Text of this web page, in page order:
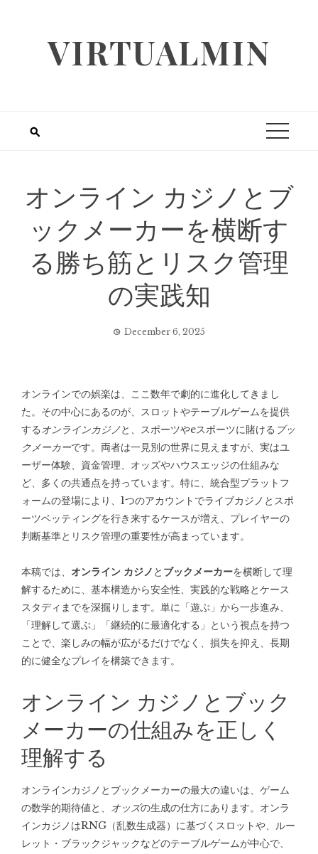
VIRTUALMIN
オンライン カジノとブ
ックメーカーを横断す
る勝ち筋とリスク管理
の実践知
December 6, 2025
オンラインでの娯楽は、ここ数年で劇的に進化してきまし
た。その中心にあるのが、スロットやテーブルゲームを提供
するオンラインカジノと、スポーツやeスポーツに賭ける ブッ
クメーカーです。両者は一見別の世界に見えますが、実はユ
ーザー体験、資金管理、オッズやハウスエッジの仕組みな
ど、多くの共通点を持っています。特に、統合型プラットフ
ォームの登場により、1つのアカウントでライブカジノとスポ
ーツベッティングを行き来するケースが増え、プレイヤーの
判断基準とリスク管理の重要性が高まっています。
本稿では、 オンライン カジノ と ブックメーカーを横断して理
解するために、基本構造から安全性、実践的な戦略とケース
スタディまでを深掘りします。単に「遊ぶ」から一歩進み、
「理解して選ぶ」「継続的に最適化する」という視点を持つ
ことで、楽しみの幅が広がるだけでなく、損失を抑え、長期
的に健全なプレイを構築できます。
オンライン カジノとブック
メーカーの仕組みを正しく
理解する
オンラインカジノとブックメーカーの最大の違いは、ゲーム
の数学的期待値と、 オッズの生成の仕方にあります。オンラ
インカジノはRNG（乱数生成器）に基づくスロットや、ルー
レット・ブラックジャックなどのテーブルゲームが中心で、